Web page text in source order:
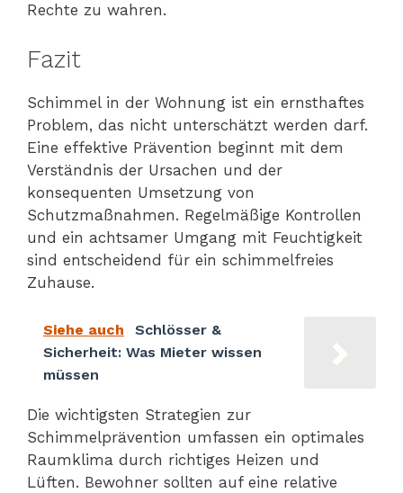
Rechte zu wahren.
Fazit
Schimmel in der Wohnung ist ein ernsthaftes
Problem, das nicht unterschätzt werden darf.
Eine effektive Prävention beginnt mit dem
Verständnis der Ursachen und der
konsequenten Umsetzung von
Schutzmaßnahmen. Regelmäßige Kontrollen
und ein achtsamer Umgang mit Feuchtigkeit
sind entscheidend für ein schimmelfreies
Zuhause.
Siehe auch
Schlösser &
Sicherheit: Was Mieter wissen
müssen
Die wichtigsten Strategien zur
Schimmelprävention umfassen ein optimales
Raumklima durch richtiges Heizen und
Lüften. Bewohner sollten auf eine relative